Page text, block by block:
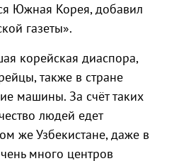
Южная Корея, добавил
газеты».
корейская диаспора,
также в стране
машины. За счёт таких
людей едет
же Узбекистане, даже в
много центров